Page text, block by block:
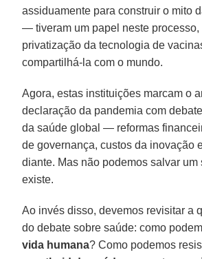
assiduamente para construir o mito
— tiveram um papel neste processo,
privatização da tecnologia de
compartilhá-la com o mundo.
Agora, estas instituições marcam o
declaração da pandemia com
da saúde global — reformas
de governança, custos da inovação
diante. Mas não podemos salvar um
existe.
Ao invés disso, devemos revisitar a
do debate sobre saúde: como
vida humana? Como podemos